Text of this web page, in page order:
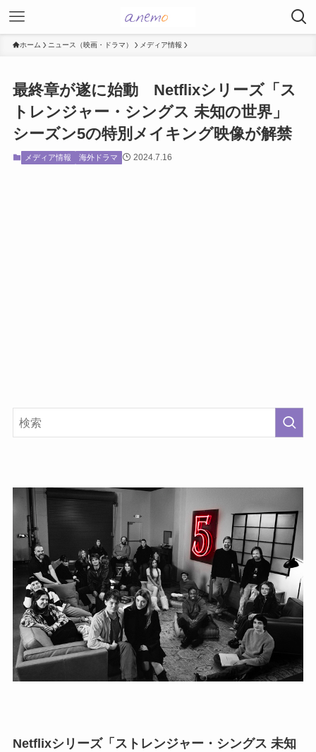
ホーム ニュース（映画・ドラマ） メディア情報
最終章が遂に始動 Netflixシリーズ「ス
トレンジャー・シングス 未知の世界」
シーズン5の特別メイキング映像が解禁
メディア情報 海外ドラマ 2024.7.16
Netflixシリーズ「ストレンジャー・シングス 未知